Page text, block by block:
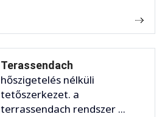
Terassendach
hőszigetelés nélküli
tetőszerkezet. a
terrassendach rendszer ...